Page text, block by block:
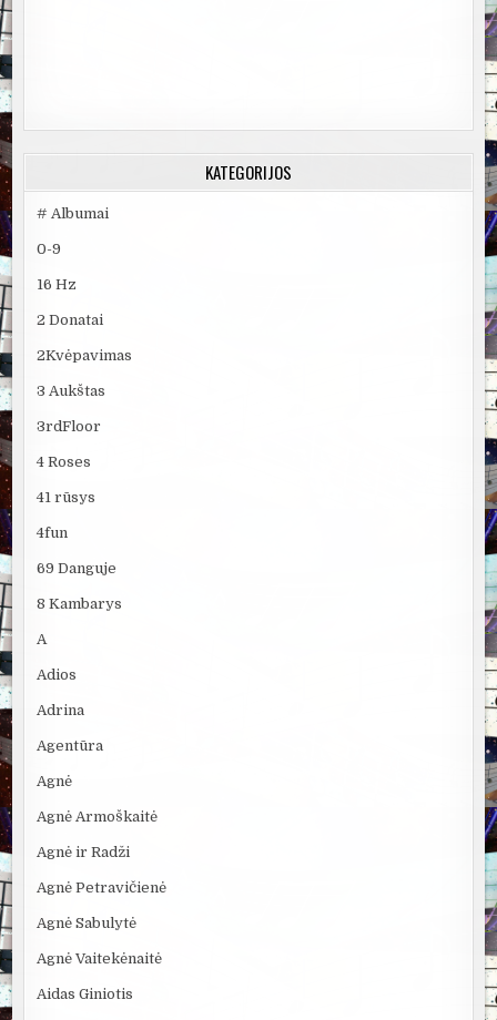
KATEGORIJOS
# Albumai
0-9
16 Hz
2 Donatai
2Kvėpavimas
3 Aukštas
3rdFloor
4 Roses
41 rūsys
4fun
69 Danguje
8 Kambarys
A
Adios
Adrina
Agentūra
Agnė
Agnė Armoškaitė
Agnė ir Radži
Agnė Petravičienė
Agnė Sabulytė
Agnė Vaitekėnaitė
Aidas Giniotis